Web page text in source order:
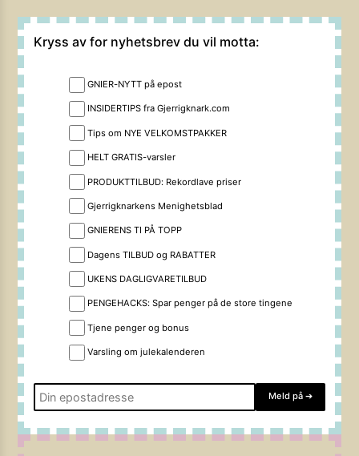
Kryss av for nyhetsbrev du vil motta:
GNIER-NYTT på epost
INSIDERTIPS fra Gjerrigknark.com
Tips om NYE VELKOMSTPAKKER
HELT GRATIS-varsler
PRODUKTTILBUD: Rekordlave priser
Gjerrigknarkens Menighetsblad
GNIERENS TI PÅ TOPP
Dagens TILBUD og RABATTER
UKENS DAGLIGVARETILBUD
PENGEHACKS: Spar penger på de store tingene
Tjene penger og bonus
Varsling om julekalenderen
Meld på ➔